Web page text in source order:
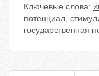
Ключевые слова:
потенциал,
государственная